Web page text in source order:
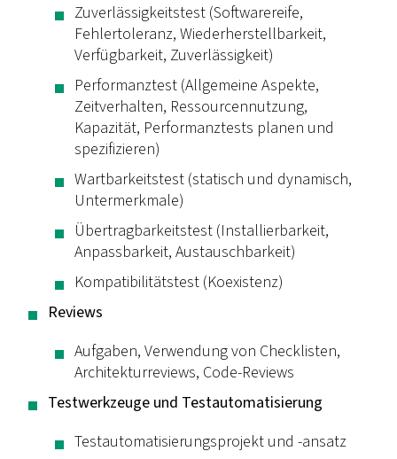
Zuverlässigkeitstest (Softwarereife,
Fehlertoleranz, Wiederherstellbarkeit,
Verfügbarkeit, Zuverlässigkeit)
Performanztest (Allgemeine Aspekte,
Zeitverhalten, Ressourcennutzung,
Kapazität, Performanztests planen und
spezifizieren)
Wartbarkeitstest (statisch und dynamisch,
Untermerkmale)
Übertragbarkeitstest (Installierbarkeit,
Anpassbarkeit, Austauschbarkeit)
Kompatibilitätstest (Koexistenz)
Reviews
Aufgaben, Verwendung von Checklisten,
Architekturreviews, Code-Reviews
Testwerkzeuge und Testautomatisierung
Testautomatisierungsprojekt und -ansatz